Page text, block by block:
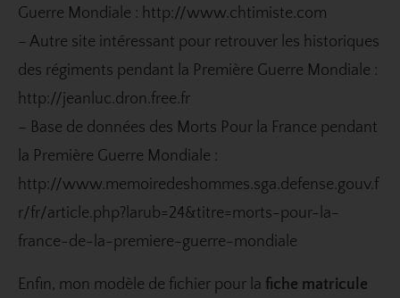
Guerre Mondiale : http://www.chtimiste.com
– Autre site intéressant pour retrouver les historiques
des régiments pendant la Première Guerre Mondiale :
http://jeanluc.dron.free.fr
– Base de données des Morts Pour la France pendant
la Première Guerre Mondiale :
http://www.memoiredeshommes.sga.defense.gouv.f
r/fr/article.php?larub=24&titre=morts-pour-la-
france-de-la-premiere-guerre-mondiale
Enfin, mon modèle de fichier pour la fiche matricule